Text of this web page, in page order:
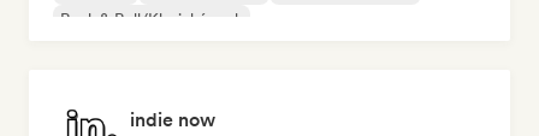
Rock & Roll/Klasický rock
indie now